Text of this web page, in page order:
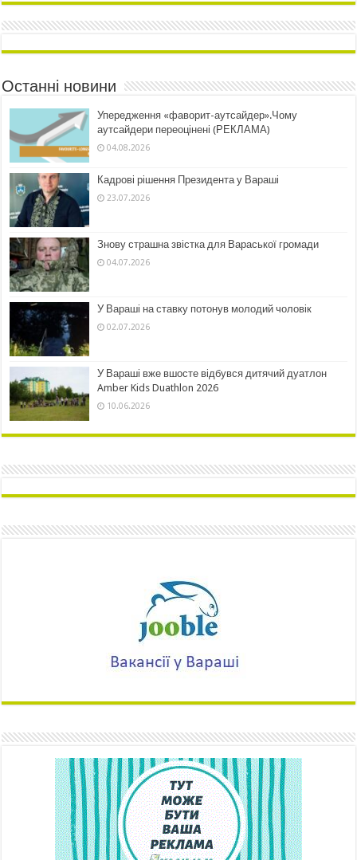
Останні новини
Упередження «фаворит-аутсайдер».Чому
аутсайдери переоцінені (РЕКЛАМА)
04.08.2026
Кадрові рішення Президента у Вараші
23.07.2026
Знову страшна звістка для Вараської громади
04.07.2026
У Вараші на ставку потонув молодий чоловік
02.07.2026
У Вараші вже вшосте відбувся дитячий дуатлон
Amber Kids Duathlon 2026
10.06.2026